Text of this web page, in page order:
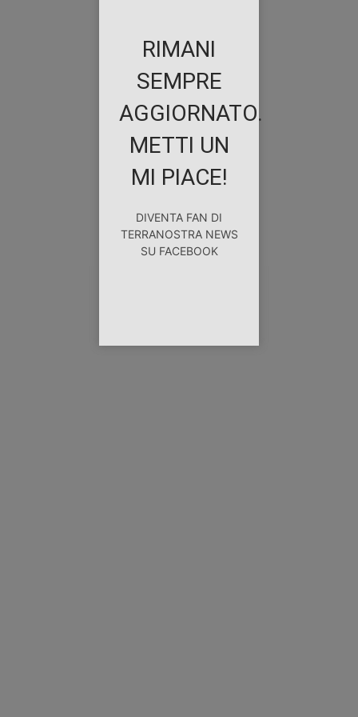
RIMANI
SEMPRE
AGGIORNATO.
METTI UN
MI PIACE!
DIVENTA FAN DI
TERRANOSTRA NEWS
SU FACEBOOK